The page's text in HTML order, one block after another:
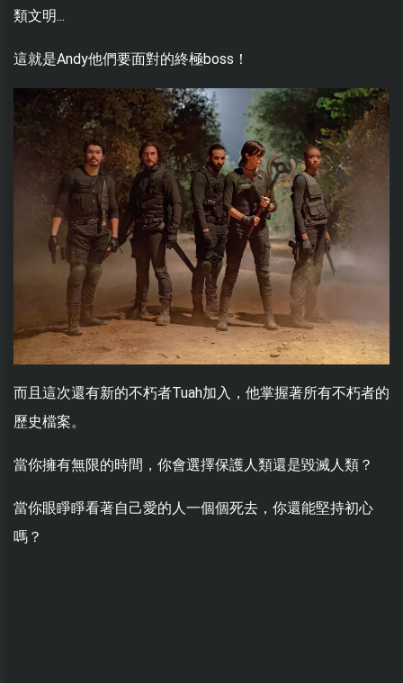
類文明...
這就是Andy他們要面對的終極boss！
而且這次還有新的不朽者Tuah加入，他掌握著所有不朽者的
歷史檔案。
當你擁有無限的時間，你會選擇保護人類還是毀滅人類？
當你眼睜睜看著自己愛的人一個個死去，你還能堅持初心
嗎？